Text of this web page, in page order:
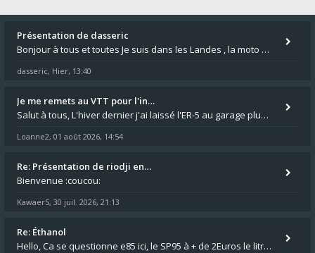
Présentation de dasseric
Bonjour à tous et toutes Je suis dans les Landes , la moto appartient à ma fille et je suis désigné pour faire l'entreti
dasseric, Hier, 13:40
Je me remets au VTT pour l'in…
Salut à tous, L'hiver dernier j'ai laissé l'ER-5 au garage plus souvent que je veux bien l'admettre, et le médecin m'a
Loanne2, 01 août 2026, 14:54
Re: Présentation de riodji en…
Bienvenue :coucou:
Kawaer5, 30 juil. 2026, 21:13
Re: Éthanol
Hello, Ca se questionne e85 ici, le SP95 à + de 2Euros le litre ça fait mal au luc en ER5 comme en GPZ500 :😵 0,76 le lit